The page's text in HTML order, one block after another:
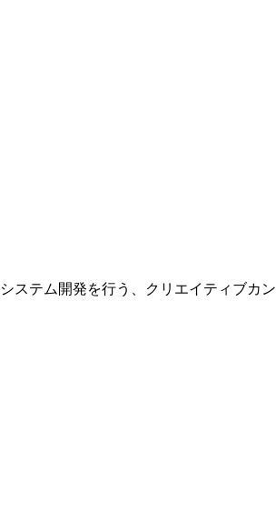
ステム開発を行う、 クリエイティブカ